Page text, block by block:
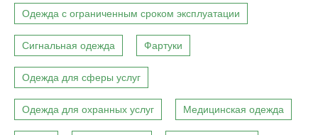
Одежда с ограниченным сроком эксплуатации
Сигнальная одежда Фартуки
Одежда для сферы услуг
Одежда для охранных услуг Медицинская одежда